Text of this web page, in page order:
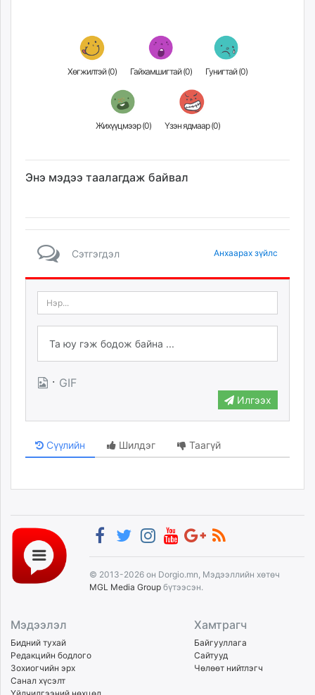
Хөгжилтэй (0) Гайхамшигтай (0) Гунигтай (0)
Жихүүцмээр (0) Үзэн ядмаар (0)
Энэ мэдээ таалагдаж байвал
Сэтгэгдэл Анхаарах зүйлс
· GIF
Илгээх
Сүүлийн Шилдэг Таагүй
© 2013-2026 он Dorgio.mn, Мэдээллийн хөтөч
MGL Media Group бүтээсэн.
Мэдээлэл
Бидний тухай
Редакцийн бодлого
Зохиогчийн эрх
Санал хүсэлт
Хамтрагч
Байгууллага
Сайтууд
Чөлөөт нийтлэгч